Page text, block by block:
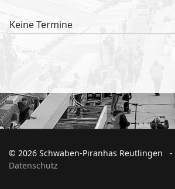
Keine Termine
© 2026 Schwaben-Piranhas Reutlingen -
Datenschutz